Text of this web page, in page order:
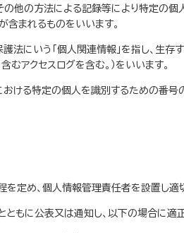
の他の方法による記録等により特定の
含まれるものをいいます。
護法にいう「個人関連情報」を指し、
むアクセスログを含む。）をいいます。
おける特定の個人を識別するための番号
定め、個人情報管理責任者を設置し適
もに公表又は通知し、以下の場合に適